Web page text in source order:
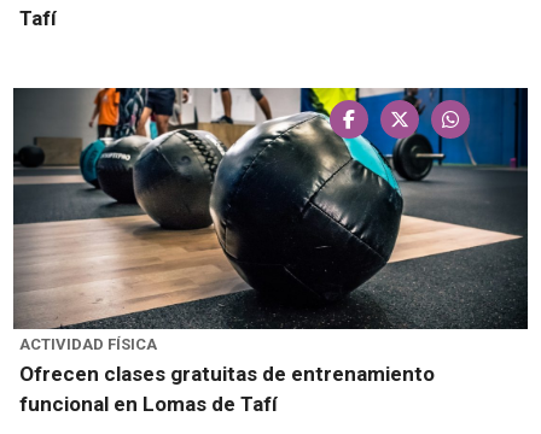
Tafí
ACTIVIDAD FÍSICA
Ofrecen clases gratuitas de entrenamiento
funcional en Lomas de Tafí